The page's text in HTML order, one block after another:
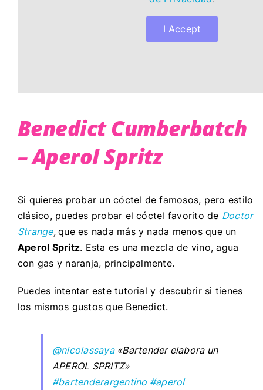
I Accept
Benedict Cumberbatch
– Aperol Spritz
Si quieres probar un cóctel de famosos, pero estilo
clásico, puedes probar el cóctel favorito de Doctor
Strange,que es nada más y nada menos que un
Aperol Spritz. Esta es una mezcla de vino, agua
con gas y naranja, principalmente.
Puedes intentar este tutorial y descubrir si tienes
los mismos gustos que Benedict.
@nicolassaya«Bartender elabora un
APEROL SPRITZ»
#bartenderargentino #aperol